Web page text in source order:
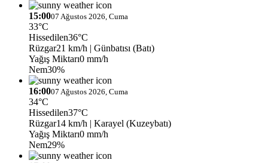
15:0007 Ağustos 2026, Cuma
33°C
Hissedilen36°C
Rüzgar21 km/h | Günbatısı (Batı)
Yağış Miktarı0 mm/h
Nem30%
16:0007 Ağustos 2026, Cuma
34°C
Hissedilen37°C
Rüzgar14 km/h | Karayel (Kuzeybatı)
Yağış Miktarı0 mm/h
Nem29%